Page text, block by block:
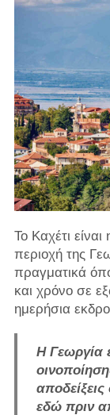
Το Καχέτι
περιοχή της
πραγματικά
και χρόνο σε
ημερήσια
Η Γεωργία
εδώ πριν